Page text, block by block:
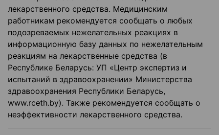
лекарственного средства. Медицинским
работникам рекомендуется сообщать о любых
подозреваемых нежелательных реакциях в
информационную базу данных по нежелательным
реакциям на лекарственные средства (в
Республике Беларусь: УП «Центр экспертиз и
испытаний в здравоохранении» Министерства
здравоохранения Республики Беларусь,
www.rceth.by). Также рекомендуется сообщать о
неэффективности лекарственного средства.